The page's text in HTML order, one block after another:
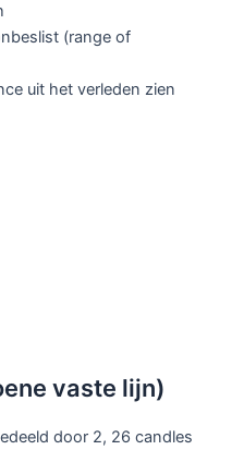
(range of
uit het verleden zien
vaste lijn)
door 2, 26 candles